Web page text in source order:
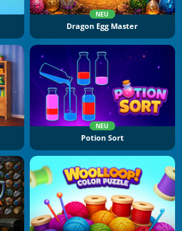
NEU
Dragon Egg Master
NEU
Potion Sort